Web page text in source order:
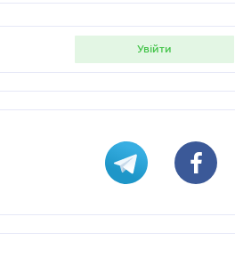
увійти